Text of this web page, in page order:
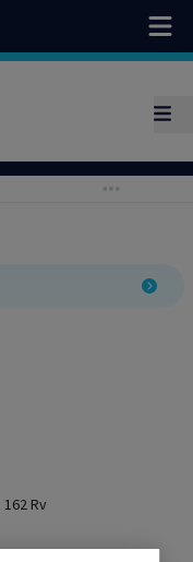
162 Rv